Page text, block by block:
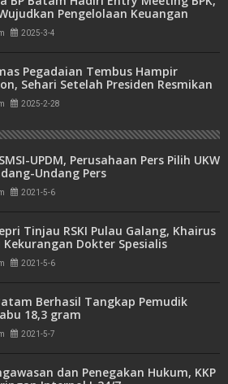
Pengelolaan Keuangan
Akuntabel
2025-3-4
Pegadaian Tembus Hampir
Sehari Setelah Presiden Resmikan
2025-2-28
UPDM, Perusahaan Pers Pilih UKW
Undang Pers
2021-5-6
Tinjau RSKI Pulau Galang, Khairus
Kekurangan Dokter Spesialis
2021-5-6
Berhasil Tangkap Pemudik
18,3 gram
2021-5-7
dan Penegakan Hukum, KKP